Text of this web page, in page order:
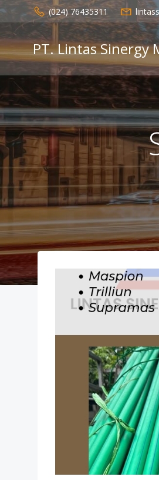
Skip
to
content
(024) 76435311
PT. Lintas Sinergy